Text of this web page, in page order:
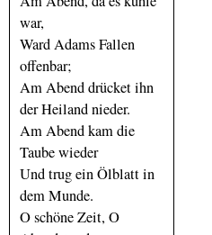
war,
Ward Adams Fallen
offenbar;
Am Abend drücket ihn
der Heiland nieder.
Am Abend kam die
Taube wieder
Und trug ein Ölblatt in
dem Munde.
O schöne Zeit, O